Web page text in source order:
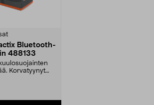
Bluetooth-
488133
Korvatyynyt